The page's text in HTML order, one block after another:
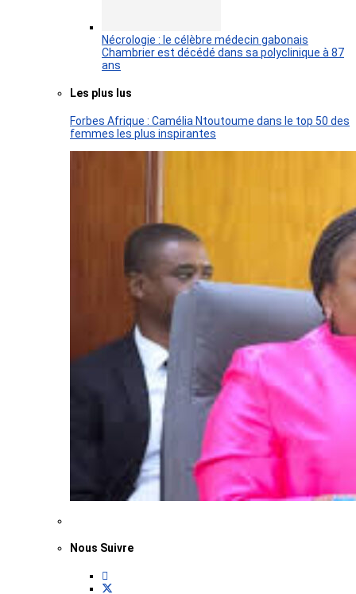
Nécrologie : le célèbre médecin gabonais
Chambrier est décédé dans sa polyclinique à 87
ans
Les plus lus
Forbes Afrique : Camélia Ntoutoume dans le top 50 des
femmes les plus inspirantes
Nous Suivre